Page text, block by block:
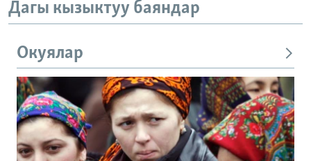
Дагы кызыктуу баяндар
Окуялар